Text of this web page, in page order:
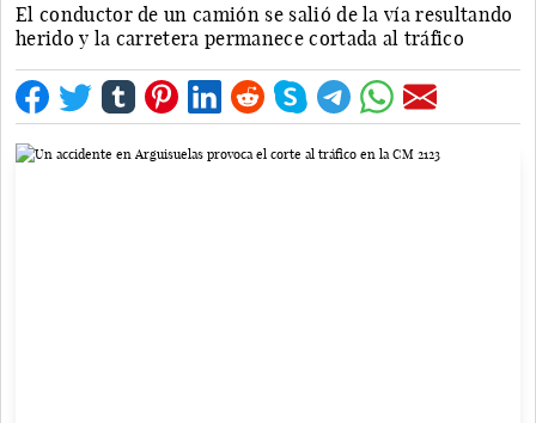
El conductor de un camión se salió de la vía resultando
herido y la carretera permanece cortada al tráfico